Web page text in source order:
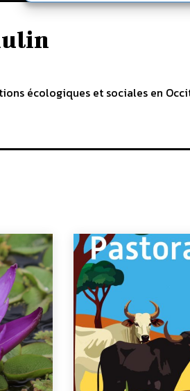
écologiques et sociales en